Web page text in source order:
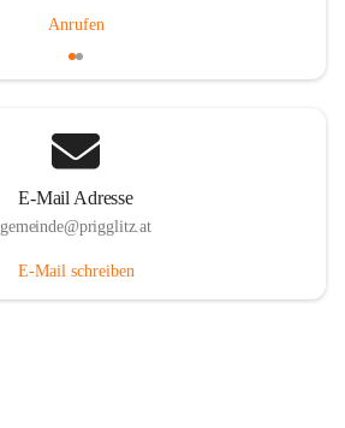
Anrufen
E-Mail Adresse
gemeinde@prigglitz.at
E-Mail schreiben